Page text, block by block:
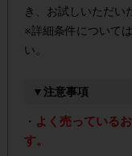
き、お試しいただい
※詳細条件について
い。
▼注意事項
・ よく売っている
す。